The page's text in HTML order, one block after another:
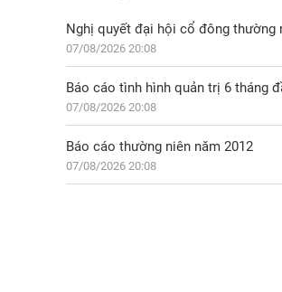
Nghị quyết đại hội cổ đông thường
07/08/2026 20:08
Báo cáo tình hình quản trị 6 tháng
07/08/2026 20:08
Báo cáo thường niên năm 2012
07/08/2026 20:08